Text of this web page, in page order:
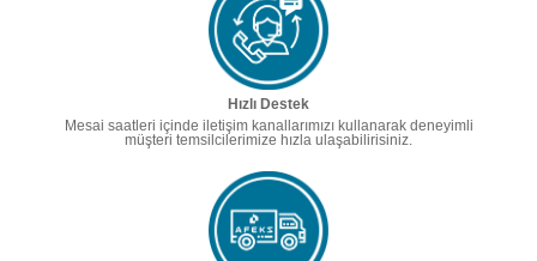
Hızlı Destek
Mesai saatleri içinde iletişim kanallarımızı kullanarak deneyimli
müşteri temsilcilerimize hızla ulaşabilirisiniz.